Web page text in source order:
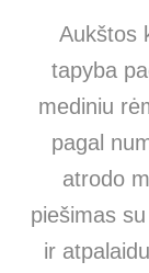
Aukštos
tapyba
mediniu
pagal
atrodo
piešimas
ir